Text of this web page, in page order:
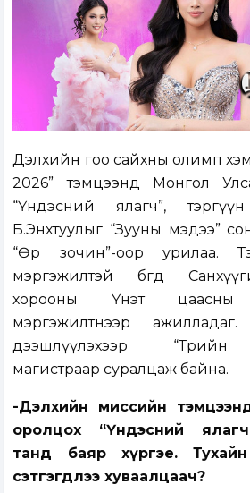
Дэлхийн гоо сайхны олимп
2026” тэмцээнд Монгол Улсаа
“Үндэсний ялагч”,
Б.Энхтуулыг “Зууны мэдээ”
“Өөр зочин”-оор урилаа.
мэргэжилтэй бөгөөд
хорооны Үнэт цаасны
мэргэжилтнээр
дээшлүүлэхээр “Төрийн
магистраар суралцаж байна.
-Дэлхийн миссийн тэмцээнд
оролцох “Үндэсний
танд баяр хүргэе.
сэтгэгдлээ хуваалцаач?